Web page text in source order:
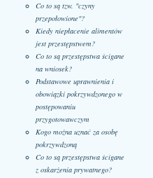
Co to są tzw. "czyny
przepołowione"?
Kiedy niepłacenie alimentów
jest przestępstwem?
Co to są przestępstwa ścigane
na wniosek?
Podstawowe uprawnienia i
obowiązki pokrzywdzonego w
postępowaniu
przygotowawczym
Kogo można uznać za osobę
pokrzywdzoną
Co to są przestępstwa ścigane
z oskarżenia prywatnego?